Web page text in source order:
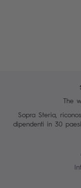
The
Sopra Steria,
dipendenti in 30